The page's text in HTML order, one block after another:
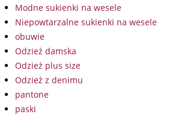
Modne sukienki na wesele
Niepowtarzalne sukienki na wesele
obuwie
Odzież damska
Odzież plus size
Odzież z denimu
pantone
paski